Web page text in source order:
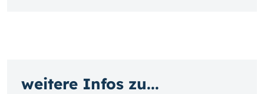
weitere Infos zu...